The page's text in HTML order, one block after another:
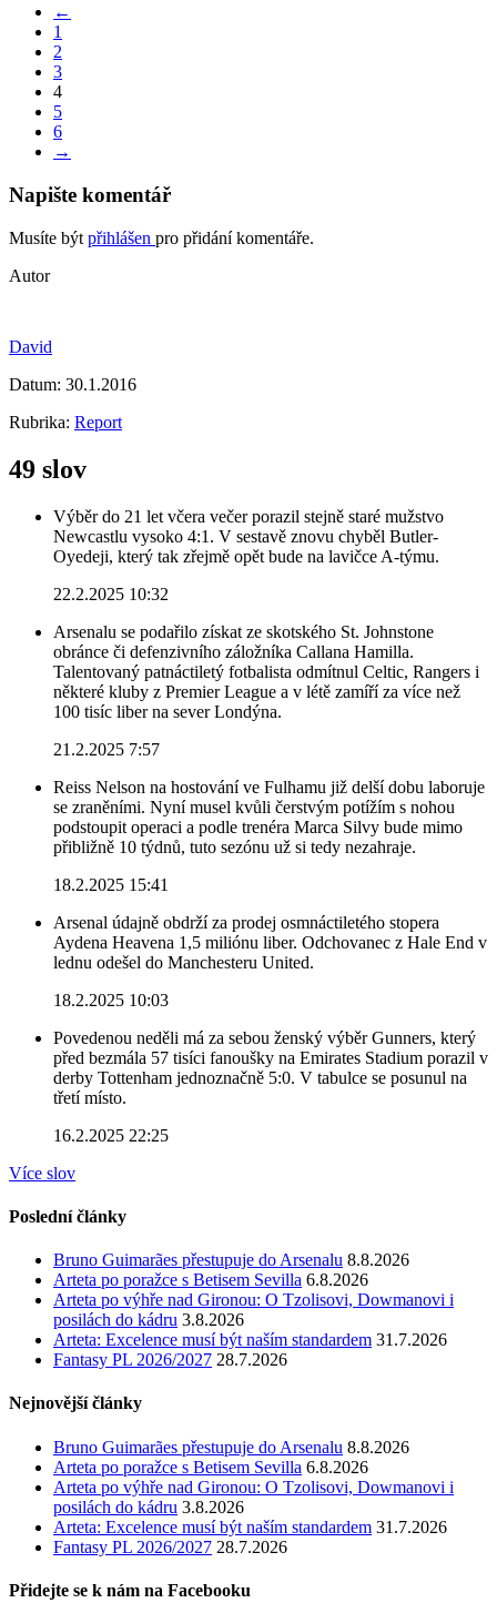
←
1
2
3
4
5
6
→
Napište komentář
Musíte být přihlášen pro přidání komentáře.
Autor
David
Datum: 30.1.2016
Rubrika: Report
49 slov
Výběr do 21 let včera večer porazil stejně staré mužstvo
Newcastlu vysoko 4:1. V sestavě znovu chyběl Butler-
Oyedeji, který tak zřejmě opět bude na lavičce A-týmu.
22.2.2025 10:32
Arsenalu se podařilo získat ze skotského St. Johnstone
obránce či defenzivního záložníka Callana Hamilla.
Talentovaný patnáctiletý fotbalista odmítnul Celtic, Rangers i
některé kluby z Premier League a v létě zamíří za více než
100 tisíc liber na sever Londýna.
21.2.2025 7:57
Reiss Nelson na hostování ve Fulhamu již delší dobu laboruje
se zraněními. Nyní musel kvůli čerstvým potížím s nohou
podstoupit operaci a podle trenéra Marca Silvy bude mimo
přibližně 10 týdnů, tuto sezónu už si tedy nezahraje.
18.2.2025 15:41
Arsenal údajně obdrží za prodej osmnáctiletého stopera
Aydena Heavena 1,5 miliónu liber. Odchovanec z Hale End v
lednu odešel do Manchesteru United.
18.2.2025 10:03
Povedenou neděli má za sebou ženský výběr Gunners, který
před bezmála 57 tisíci fanoušky na Emirates Stadium porazil v
derby Tottenham jednoznačně 5:0. V tabulce se posunul na
třetí místo.
16.2.2025 22:25
Více slov
Poslední články
Bruno Guimarães přestupuje do Arsenalu 8.8.2026
Arteta po poražce s Betisem Sevilla 6.8.2026
Arteta po výhře nad Gironou: O Tzolisovi, Dowmanovi i
posilách do kádru 3.8.2026
Arteta: Excelence musí být naším standardem 31.7.2026
Fantasy PL 2026/2027 28.7.2026
Nejnovější články
Bruno Guimarães přestupuje do Arsenalu 8.8.2026
Arteta po poražce s Betisem Sevilla 6.8.2026
Arteta po výhře nad Gironou: O Tzolisovi, Dowmanovi i
posilách do kádru 3.8.2026
Arteta: Excelence musí být naším standardem 31.7.2026
Fantasy PL 2026/2027 28.7.2026
Přidejte se k nám na Facebooku